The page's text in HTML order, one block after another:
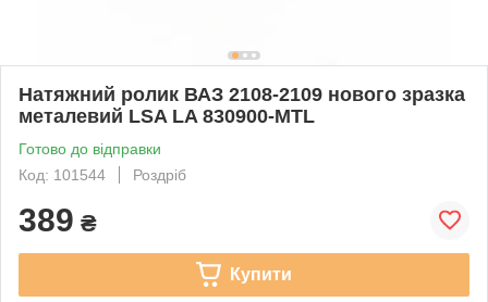
Натяжний ролик ВАЗ 2108-2109 нового зразка
металевий LSA LA 830900-MTL
Готово до відправки
Код: 101544
Роздріб
389 ₴
Купити